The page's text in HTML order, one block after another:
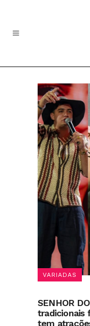
VARIADAS
SENHOR
tradicionais
tem